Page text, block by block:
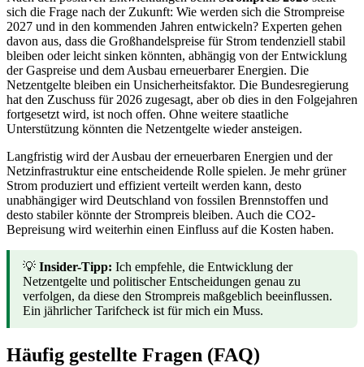
sich die Frage nach der Zukunft: Wie werden sich die Strompreise
2027 und in den kommenden Jahren entwickeln? Experten gehen
davon aus, dass die Großhandelspreise für Strom tendenziell stabil
bleiben oder leicht sinken könnten, abhängig von der Entwicklung
der Gaspreise und dem Ausbau erneuerbarer Energien. Die
Netzentgelte bleiben ein Unsicherheitsfaktor. Die Bundesregierung
hat den Zuschuss für 2026 zugesagt, aber ob dies in den Folgejahren
fortgesetzt wird, ist noch offen. Ohne weitere staatliche
Unterstützung könnten die Netzentgelte wieder ansteigen.
Langfristig wird der Ausbau der erneuerbaren Energien und der
Netzinfrastruktur eine entscheidende Rolle spielen. Je mehr grüner
Strom produziert und effizient verteilt werden kann, desto
unabhängiger wird Deutschland von fossilen Brennstoffen und
desto stabiler könnte der Strompreis bleiben. Auch die CO2-
Bepreisung wird weiterhin einen Einfluss auf die Kosten haben.
💡 Insider-Tipp: Ich empfehle, die Entwicklung der
Netzentgelte und politischer Entscheidungen genau zu
verfolgen, da diese den Strompreis maßgeblich beeinflussen.
Ein jährlicher Tarifcheck ist für mich ein Muss.
Häufig gestellte Fragen (FAQ)